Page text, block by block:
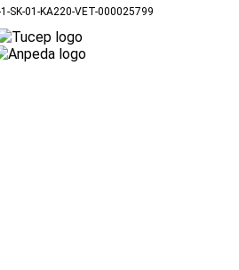
SK-01-KA220-VET-000025799